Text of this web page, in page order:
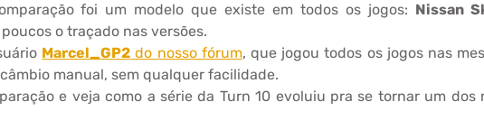
foi um modelo que existe em todos os jogos: Nissan
o traçado nas versões.
Marcel_GP2 do nosso fórum, que jogou todos os jogos nas
manual, sem qualquer facilidade.
e veja como a série da Turn 10 evoluiu pra se tornar um